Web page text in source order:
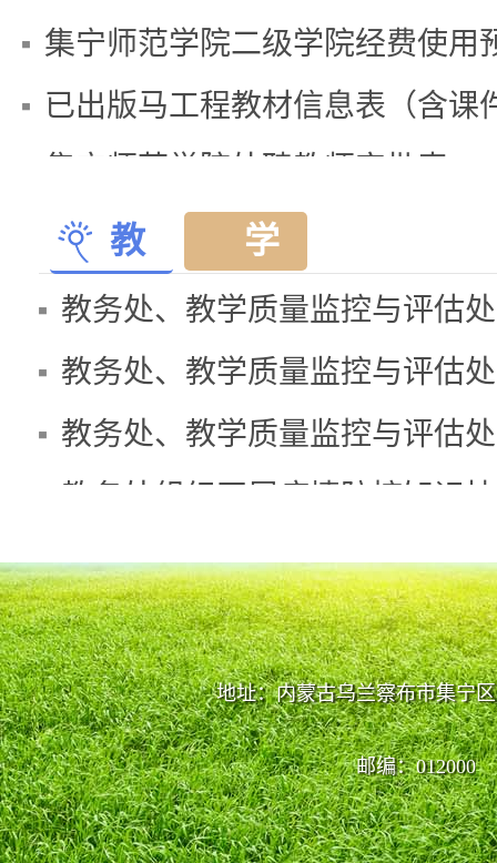
公
告
动
态
集宁师范学院二级学院经费使用
已出版马工程教材信息表（含课
集宁师范学院外聘教师审批表
课程免修(免考)申请表
集宁师范学院校企合作教师考核
查看更多>>
教
学
快
讯
学
术
讲
座
教务处组织开展疫情防控知识
查看更多>>
地址：内蒙古乌兰察布市集宁
邮编：012000